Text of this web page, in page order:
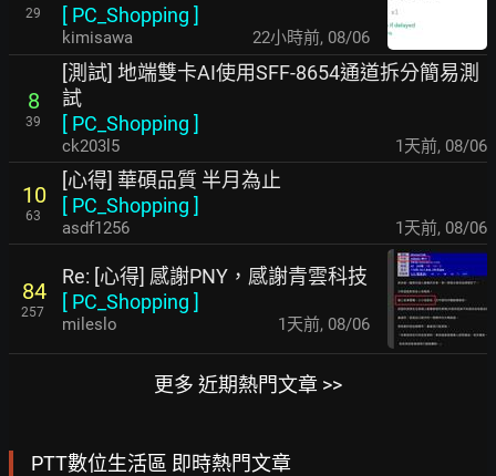
29
[ PC_Shopping ]
kimisawa 22小時前, 08/06
8
39
[測試] 地端雙卡AI使用SFF-8654通道拆分簡易測
試
[ PC_Shopping ]
ck203l5 1天前, 08/06
10
63
[心得] 華碩品質 半月為止
[ PC_Shopping ]
asdf1256 1天前, 08/06
84
257
Re: [心得] 感謝PNY，感謝青雲科技
[ PC_Shopping ]
mileslo 1天前, 08/06
更多 近期熱門文章 >>
PTT數位生活區 即時熱門文章